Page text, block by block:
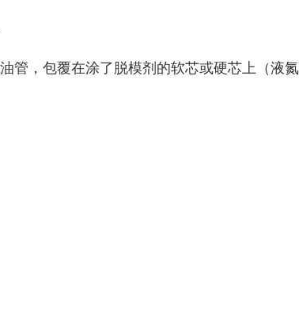
管，包覆在涂了脱模剂的软芯或硬芯上（液